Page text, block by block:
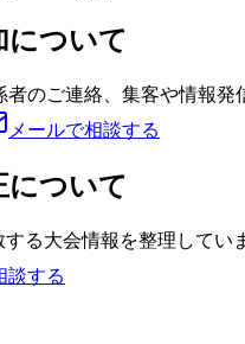
について
のご連絡、集客や情報
メールで相談する
について
る大会情報を整理してい
談する